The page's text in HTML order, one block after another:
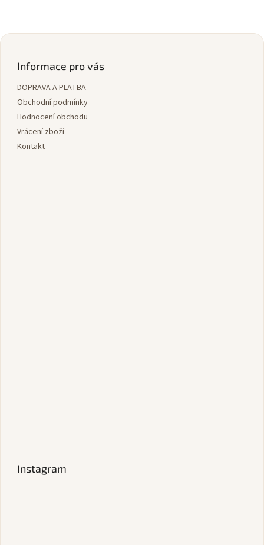
Z
Informace pro vás
DOPRAVA A PLATBA
Obchodní podmínky
Hodnocení obchodu
Vrácení zboží
Kontakt
Instagram